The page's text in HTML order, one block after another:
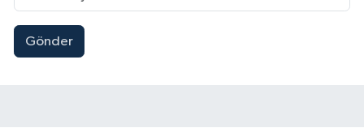
Gönder